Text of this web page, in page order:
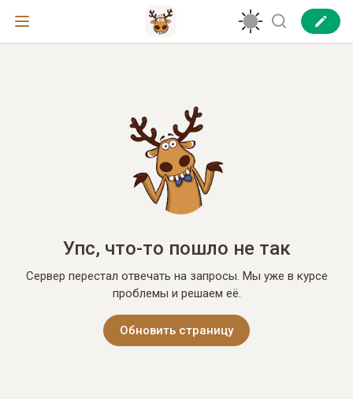
Упс, что-то пошло не так
Сервер перестал отвечать на запросы. Мы уже в курсе
проблемы и решаем её.
Обновить страницу